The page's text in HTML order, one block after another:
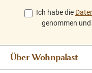
Ich habe die
genommen und
Über Wohnpalast